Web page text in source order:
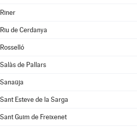
Riner
Riu de Cerdanya
Rosselló
Salàs de Pallars
Sanaüja
Sant Esteve de la Sarga
Sant Guim de Freixenet